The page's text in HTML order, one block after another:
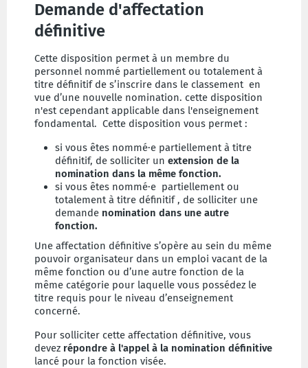
Demande d'affectation
définitive
Cette disposition permet à un membre du
personnel nommé partiellement ou totalement à
titre définitif de s’inscrire dans le classement en
vue d’une nouvelle nomination. cette disposition
n'est cependant applicable dans l'enseignement
fondamental. Cette disposition vous permet :
si vous êtes nommé·e partiellement à titre
définitif, de solliciter un extension de la
nomination dans la même fonction.
si vous êtes nommé·e partiellement ou
totalement à titre définitif , de solliciter une
demande nomination dans une autre
fonction.
Une affectation définitive s’opère au sein du même
pouvoir organisateur dans un emploi vacant de la
même fonction ou d’une autre fonction de la
même catégorie pour laquelle vous possédez le
titre requis pour le niveau d’enseignement
concerné.
Pour solliciter cette affectation définitive, vous
devez répondre à l'appel à la nomination définitive
lancé pour la fonction visée.